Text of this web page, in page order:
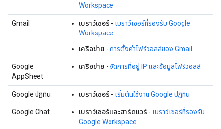
Workspace
Gmail เบราว์เซอร์ - เบราว์เซอร์ที่รองรับ Google
Workspace
เครือข่าย - การตั้งค่าไฟร์วอลล์ของ Gmail
Google
AppSheet
เครือข่าย - จัดการที่อยู่ IP และข้อมูลไฟร์วอลล์
Google ปฏิทิน เบราว์เซอร์ - เริ่มต้นใช้งาน Google ปฏิทิน
Google Chat เบราว์เซอร์และฮาร์ดแวร์ - เบราว์เซอร์ที่รองรับ
Google Workspace